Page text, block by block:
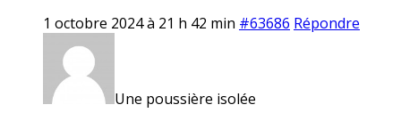
1 octobre 2024 à 21 h 42 min #63686 Répondre
Une poussière isolée